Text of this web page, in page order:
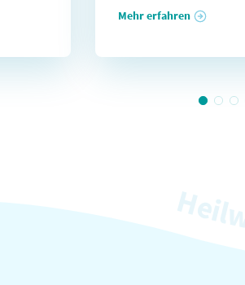
Mehr erfahren